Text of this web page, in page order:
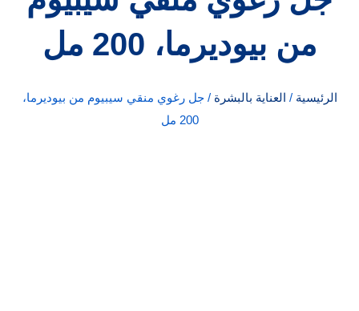
من بيوديرما، 200 مل
الرئيسية / العناية بالبشرة / جل رغوي منقي سيبيوم من بيوديرما،
200 مل